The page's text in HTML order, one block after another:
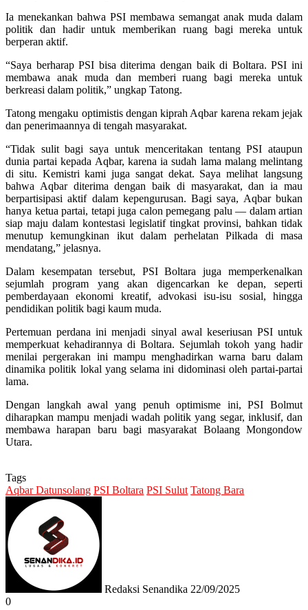
Ia menekankan bahwa PSI membawa semangat anak muda dalam
politik dan hadir untuk memberikan ruang bagi mereka untuk
berperan aktif.
“Saya berharap PSI bisa diterima dengan baik di Boltara. PSI ini
membawa anak muda dan memberi ruang bagi mereka untuk
berkreasi dalam politik,” ungkap Tatong.
Tatong mengaku optimistis dengan kiprah Aqbar karena rekam jejak
dan penerimaannya di tengah masyarakat.
“Tidak sulit bagi saya untuk menceritakan tentang PSI ataupun
dunia partai kepada Aqbar, karena ia sudah lama malang melintang
di situ. Kemistri kami juga sangat dekat. Saya melihat langsung
bahwa Aqbar diterima dengan baik di masyarakat, dan ia mau
berpartisipasi aktif dalam kepengurusan. Bagi saya, Aqbar bukan
hanya ketua partai, tetapi juga calon pemegang palu — dalam artian
siap maju dalam kontestasi legislatif tingkat provinsi, bahkan tidak
menutup kemungkinan ikut dalam perhelatan Pilkada di masa
mendatang,” jelasnya.
Dalam kesempatan tersebut, PSI Boltara juga memperkenalkan
sejumlah program yang akan digencarkan ke depan, seperti
pemberdayaan ekonomi kreatif, advokasi isu-isu sosial, hingga
pendidikan politik bagi kaum muda.
Pertemuan perdana ini menjadi sinyal awal keseriusan PSI untuk
memperkuat kehadirannya di Boltara. Sejumlah tokoh yang hadir
menilai pergerakan ini mampu menghadirkan warna baru dalam
dinamika politik lokal yang selama ini didominasi oleh partai-partai
lama.
Dengan langkah awal yang penuh optimisme ini, PSI Bolmut
diharapkan mampu menjadi wadah politik yang segar, inklusif, dan
membawa harapan baru bagi masyarakat Bolaang Mongondow
Utara.
Tags
Aqbar Datunsolang PSI Boltara PSI Sulut Tatong Bara
Redaksi Senandika 22/09/2025
0